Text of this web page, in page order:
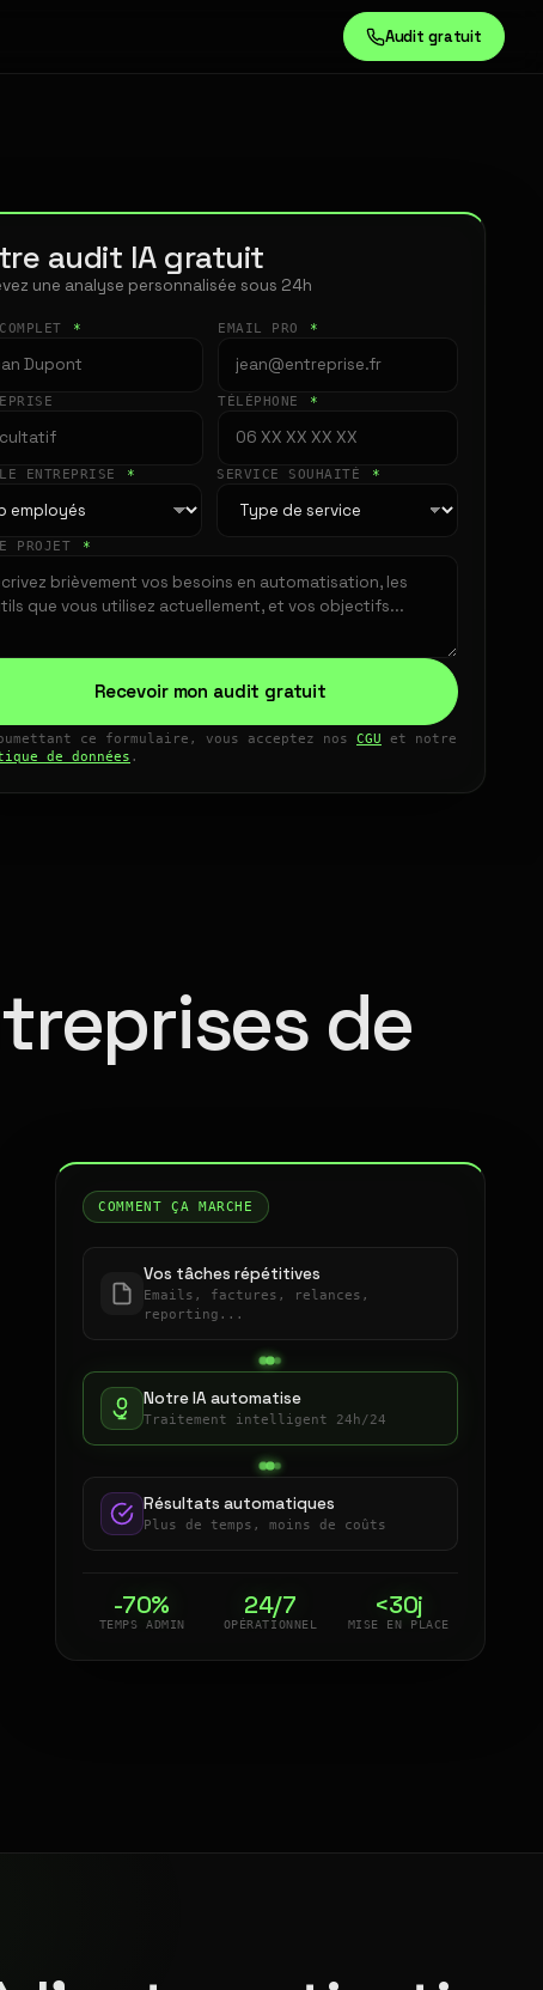
Audit gratuit
audit IA gratuit
une analyse personnalisée sous 24h
* EMAIL PRO *
TÉLÉPHONE *
ENTREPRISE * SERVICE SOUHAITÉ *
PROJET *
Recevoir mon audit gratuit
ce formulaire, vous acceptez nos CGU et notre
de données .
de
COMMENT ÇA MARCHE
Vos tâches répétitives
Emails, factures, relances,
reporting...
Notre IA automatise
Traitement intelligent 24h/24
Résultats automatiques
Plus de temps, moins de coûts
-70%
TEMPS ADMIN
24/7
OPÉRATIONNEL
<30j
MISE EN PLACE